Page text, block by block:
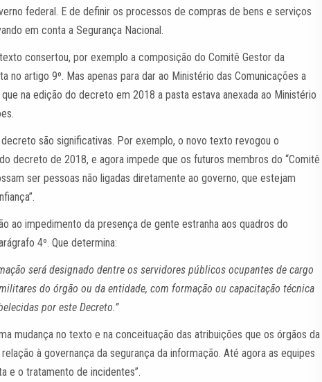
federal. E de definir os processos de compras de bens e serviços
em conta a Segurança Nacional.
consertou, por exemplo a composição do Comitê Gestor da
no artigo 9º. Mas apenas para dar ao Ministério das Comunicações a
na edição do decreto em 2018 a pasta estava anexada ao Ministério
são significativas. Por exemplo, o novo texto revogou o
decreto de 2018, e agora impede que os futuros membros do “Comitê
ser pessoas não ligadas diretamente ao governo, que estejam
ao impedimento da presença de gente estranha aos quadros do
4º. Que determina:
será designado dentre os servidores públicos ocupantes de cargo
do órgão ou da entidade, com formação ou capacitação técnica
por este Decreto.”
mudança no texto e na conceituação das atribuições que os órgãos da
à governança da segurança da informação. Até agora as equipes
e o tratamento de incidentes”.